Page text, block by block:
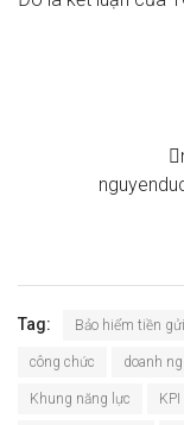
Tag: Bảo hiểm tiền gửi
công chức doanh
Khung năng lực KPI